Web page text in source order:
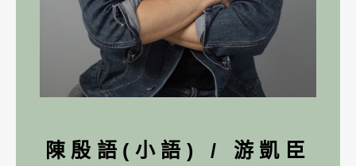
陳殷語(小語) / 游凱臣